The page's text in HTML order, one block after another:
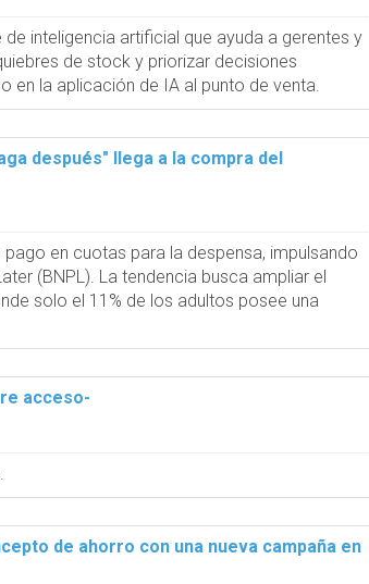
inteligencia artificial que ayuda a gerentes y
de stock y priorizar decisiones
en la aplicación de IA al punto de venta.
después" llega a la compra del
en cuotas para la despensa, impulsando
(BNPL). La tendencia busca ampliar el
solo el 11% de los adultos posee una
acceso-
de ahorro con una nueva campaña en